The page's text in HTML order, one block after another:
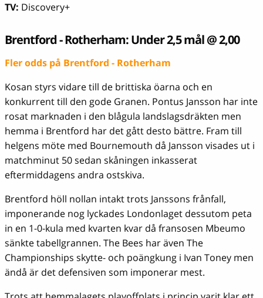
TV: Discovery+
Brentford - Rotherham: Under 2,5 mål @ 2,00
Fler odds på Brentford - Rotherham
Kosan styrs vidare till de brittiska öarna och en
konkurrent till den gode Granen. Pontus Jansson har inte
rosat marknaden i den blågula landslagsdräkten men
hemma i Brentford har det gått desto bättre. Fram till
helgens möte med Bournemouth då Jansson visades ut i
matchminut 50 sedan skåningen inkasserat
eftermiddagens andra ostskiva.
Brentford höll nollan intakt trots Janssons frånfall,
imponerande nog lyckades Londonlaget dessutom peta
in en 1-0-kula med kvarten kvar då fransosen Mbeumo
sänkte tabellgrannen. The Bees har även The
Championships skytte- och poängkung i Ivan Toney men
ändå är det defensiven som imponerar mest.